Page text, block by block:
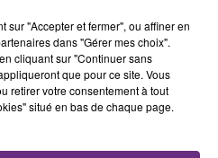
Dai Dai
12h33
12h33
sur "Accepter et fermer", ou affiner en
dans "Gérer mes choix".
cliquant sur "Continuer sans
que pour ce site. Vous
retirer votre consentement à tout
situé en bas de chaque page.